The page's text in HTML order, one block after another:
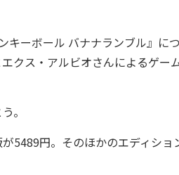
ーボール バナナランブル』に
クス・アルビオさんによるゲー
。
5489円。そのほかのエディショ